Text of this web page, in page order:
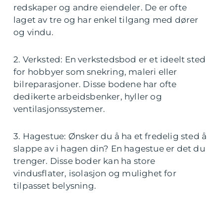
redskaper og andre eiendeler. De er ofte
laget av tre og har enkel tilgang med dører
og vindu.
2. Verksted: En verkstedsbod er et ideelt sted
for hobbyer som snekring, maleri eller
bilreparasjoner. Disse bodene har ofte
dedikerte arbeidsbenker, hyller og
ventilasjonssystemer.
3. Hagestue: Ønsker du å ha et fredelig sted å
slappe av i hagen din? En hagestue er det du
trenger. Disse boder kan ha store
vindusflater, isolasjon og mulighet for
tilpasset belysning.